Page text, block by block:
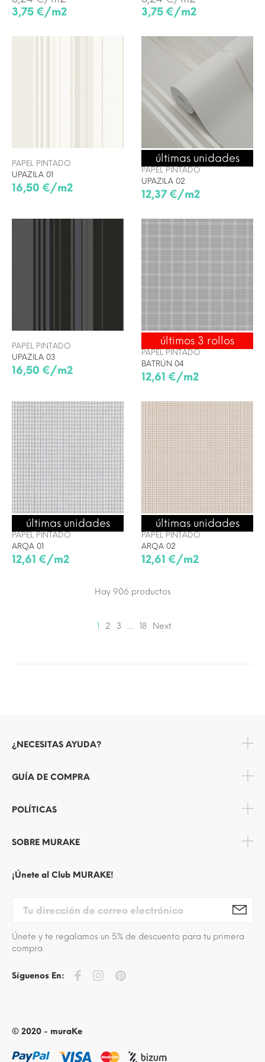
3,75 €/m2
3,75 €/m2
PAPEL PINTADO
UPAZILA 01
16,50 €/m2
ENVÍO 24/48H
últimas unidades
PAPEL PINTADO
UPAZILA 02
12,37 €/m2
PAPEL PINTADO
UPAZILA 03
16,50 €/m2
ENVÍO 24/48H
últimos 3 rollos
PAPEL PINTADO
BATRÚN 04
12,61 €/m2
ENVÍO 24/48H
últimas unidades
PAPEL PINTADO
ARQA 01
12,61 €/m2
ENVÍO 24/48H
últimas unidades
PAPEL PINTADO
ARQA 02
12,61 €/m2
Hay 906 productos
1 2 3 … 18 Next
¿NECESITAS AYUDA?
GUÍA DE COMPRA
POLÍTICAS
SOBRE MURAKE
¡Únete al Club MURAKE!
Únete y te regalamos un 5% de descuento para tu primera
compra
Síguenos En:
© 2020 - muraKe